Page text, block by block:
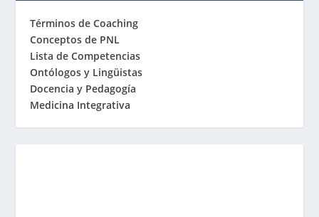
Términos de Coaching
Conceptos de PNL
Lista de Competencias
Ontólogos y Lingüistas
Docencia y Pedagogía
Medicina Integrativa